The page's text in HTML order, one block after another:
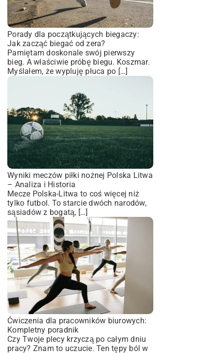
Porady dla początkujących biegaczy:
Jak zacząć biegać od zera?
Pamiętam doskonale swój pierwszy
bieg. A właściwie próbę biegu. Koszmar.
Myślałem, że wypluję płuca po […]
Wyniki meczów piłki nożnej Polska Litwa
– Analiza i Historia
Mecze Polska-Litwa to coś więcej niż
tylko futbol. To starcie dwóch narodów,
sąsiadów z bogatą, […]
Ćwiczenia dla pracowników biurowych:
Kompletny poradnik
Czy Twoje plecy krzyczą po całym dniu
pracy? Znam to uczucie. Ten tępy ból w